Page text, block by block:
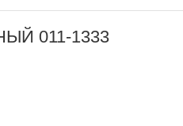
011-1333